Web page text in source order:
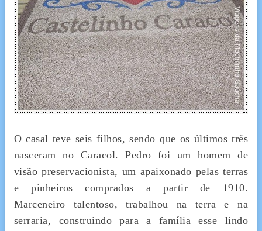
O casal teve seis filhos, sendo que os últimos três
nasceram no Caracol. Pedro foi um homem de
visão preservacionista, um apaixonado pelas terras
e pinheiros comprados a partir de 1910.
Marceneiro talentoso, trabalhou na terra e na
serraria, construindo para a família esse lindo